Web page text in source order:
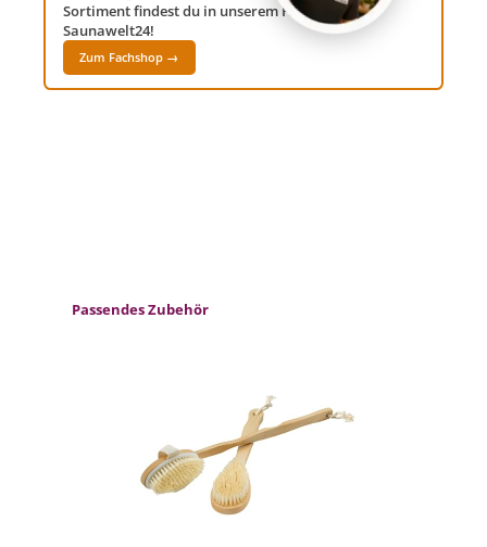
Sortiment findest du in unserem Fachshop
Saunawelt24!
Zum Fachshop →
Produktgalerie überspringen
Passendes Zubehör